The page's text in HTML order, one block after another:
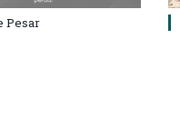
Pesar